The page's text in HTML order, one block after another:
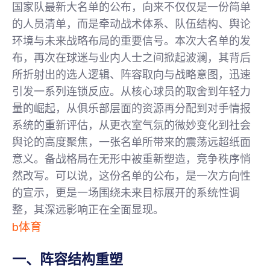
国家队最新大名单的公布，向来不仅仅是一份简单
的人员清单，而是牵动战术体系、队伍结构、舆论
环境与未来战略布局的重要信号。本次大名单的发
布，再次在球迷与业内人士之间掀起波澜，其背后
所折射出的选人逻辑、阵容取向与战略意图，迅速
引发一系列连锁反应。从核心球员的取舍到年轻力
量的崛起，从俱乐部层面的资源再分配到对手情报
系统的重新评估，从更衣室气氛的微妙变化到社会
舆论的高度聚焦，一张名单所带来的震荡远超纸面
意义。备战格局在无形中被重新塑造，竞争秩序悄
然改写。可以说，这份名单的公布，是一次方向性
的宣示，更是一场围绕未来目标展开的系统性调
整，其深远影响正在全面显现。
b体育
一、阵容结构重塑